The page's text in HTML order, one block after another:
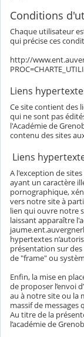
Conditions
Chaque utilisateur
qui précise ces
http://
Liens
Ce site contient des
qui ne sont pas
l'Académie de
contenu des sites
Liens
A l'exception de
ayant un caractère
pornographique,
vers notre site à
lien qui ouvre notre
laissant apparaître
hypertextes
présentation sur
de "frame" ou
Enfin, la mise en
de proposer l’envoi
au à notre site ou la
massif de messages
Au titre de la
l’académie de